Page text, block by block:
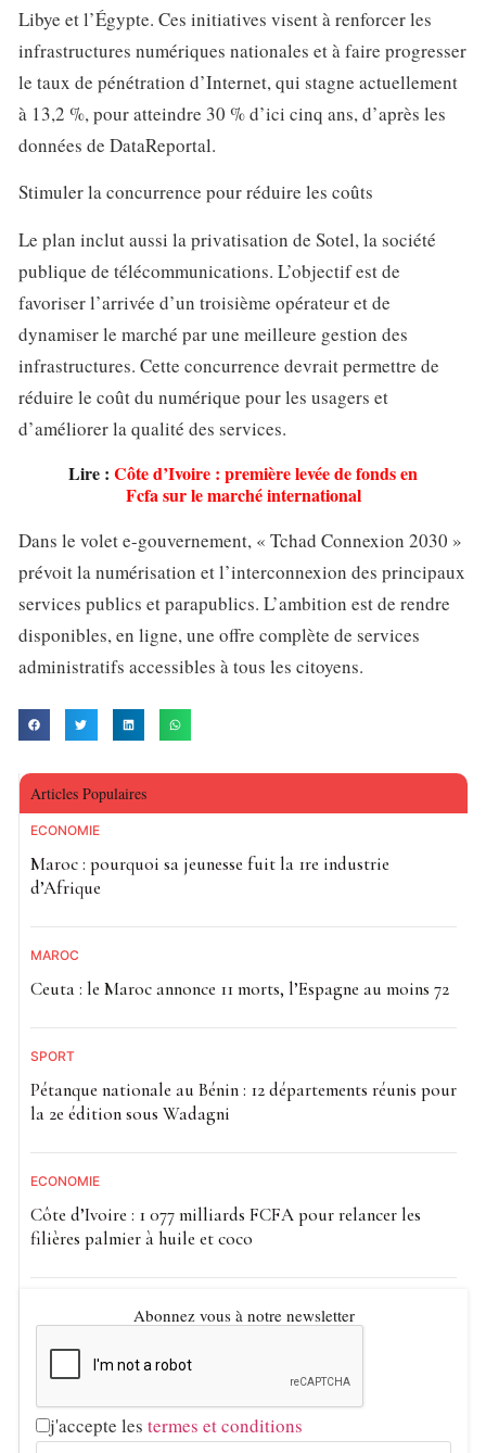
Libye et l’Égypte. Ces initiatives visent à renforcer les
infrastructures numériques nationales et à faire progresser
le taux de pénétration d’Internet, qui stagne actuellement
à 13,2 %, pour atteindre 30 % d’ici cinq ans, d’après les
données de DataReportal.
Stimuler la concurrence pour réduire les coûts
Le plan inclut aussi la privatisation de Sotel, la société
publique de télécommunications. L’objectif est de
favoriser l’arrivée d’un troisième opérateur et de
dynamiser le marché par une meilleure gestion des
infrastructures. Cette concurrence devrait permettre de
réduire le coût du numérique pour les usagers et
d’améliorer la qualité des services.
Lire : Côte d’Ivoire : première levée de fonds en
Fcfa sur le marché international
Dans le volet e-gouvernement, « Tchad Connexion 2030 »
prévoit la numérisation et l’interconnexion des principaux
services publics et parapublics. L’ambition est de rendre
disponibles, en ligne, une offre complète de services
administratifs accessibles à tous les citoyens.
Articles Populaires
ECONOMIE
Maroc : pourquoi sa jeunesse fuit la 1re industrie
d’Afrique
MAROC
Ceuta : le Maroc annonce 11 morts, l’Espagne au moins 72
SPORT
Pétanque nationale au Bénin : 12 départements réunis pour
la 2e édition sous Wadagni
ECONOMIE
Côte d’Ivoire : 1 077 milliards FCFA pour relancer les
filières palmier à huile et coco
Abonnez vous à notre newsletter
j'accepte les termes et conditions